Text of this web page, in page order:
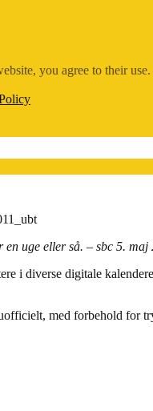
you agree to their use.
uge eller så. – sbc 5. maj
i diverse digitale
med forbehold for